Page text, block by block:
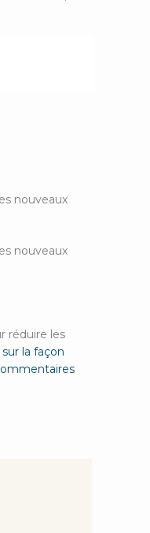
nouveaux
nouveaux
réduire les
la façon